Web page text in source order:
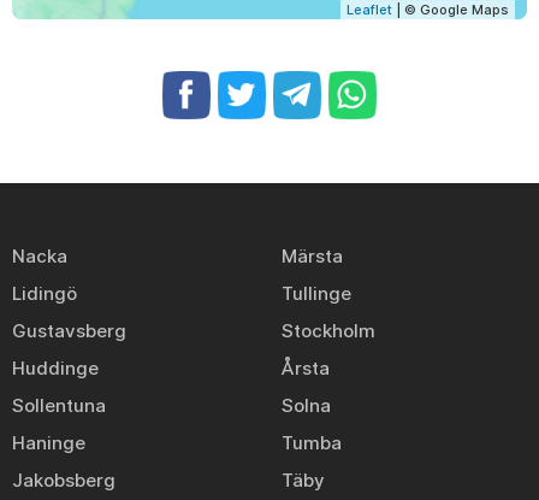
Leaflet | © Google Maps
Nacka
Märsta
Lidingö
Tullinge
Gustavsberg
Stockholm
Huddinge
Årsta
Sollentuna
Solna
Haninge
Tumba
Jakobsberg
Täby